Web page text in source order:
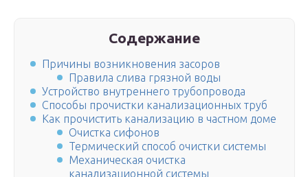
Содержание
Причины возникновения засоров
Правила слива грязной воды
Устройство внутреннего трубопровода
Способы прочистки канализационных труб
Как прочистить канализацию в частном доме
Очистка сифонов
Термический способ очистки системы
Механическая очистка
канализационной системы